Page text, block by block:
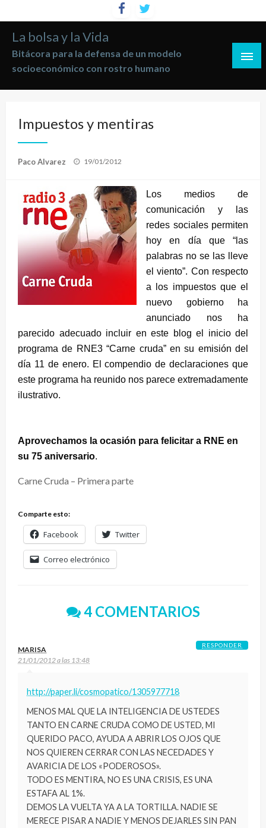
al
contenido
La bolsa y la Vida
Bitácora para la defensa de un modelo
socioeconómico con rostro humano
Impuestos y mentiras
Paco Alvarez
Publicado
19/01/2012
Los medios de
comunicación y las
redes sociales permiten
hoy en día que “las
palabras no se las lleve
el viento”. Con respecto
a los impuestos que el
nuevo gobierno ha
anunciado nos ha
parecido adecuado incluir en este blog el inicio del
programa de RNE3 “Carne cruda” en su emisión del
día 11 de enero. El compendio de declaraciones que
este programa ha reunido nos parece extremadamente
ilustrativo.
Aprovechamos la ocasión para felicitar a RNE en
su 75 aniversario.
Carne Cruda – Primera parte
Comparte esto:
Facebook Twitter
Correo electrónico
4 COMENTARIOS
MARISA
21/01/2012 a las 13:48
http://paper.li/cosmopatico/1305977718
MENOS MAL QUE LA INTELIGENCIA DE USTEDES
TANTO EN CARNE CRUDA COMO DE USTED, MI
QUERIDO PACO, AYUDA A ABRIR LOS OJOS QUE
NOS QUIEREN CERRAR CON LAS NECEDADES Y
AVARICIA DE LOS «PODEROSOS».
TODO ES MENTIRA, NO ES UNA CRISIS, ES UNA
ESTAFA AL 1%.
DEMOS LA VUELTA YA A LA TORTILLA. NADIE SE
MERECE PISAR A NADIE Y MENOS DEJARLES SIN PAN
RESPONDER